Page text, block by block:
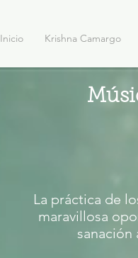
Inicio Krishna Camargo
La práctica de
maravillosa
sanación